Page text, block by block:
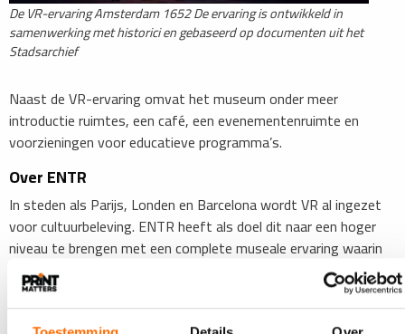
De VR-ervaring Amsterdam 1652 De ervaring is ontwikkeld in
samenwerking met historici en gebaseerd op documenten uit het
Stadsarchief
​Naast de VR-ervaring omvat het museum onder meer
introductie ruimtes, een café, een evenementenruimte en
voorzieningen voor educatieve programma’s.
Over ENTR
In steden als Parijs, Londen en Barcelona wordt VR al ingezet
voor cultuurbeleving. ENTR heeft als doel dit naar een hoger
niveau te brengen met een complete museale ervaring waarin
hoogwaardige VR-technologie centraal staat, met Nederland
als startpunt.
Via het museum in Amsterdam en mobiele VR-boxen